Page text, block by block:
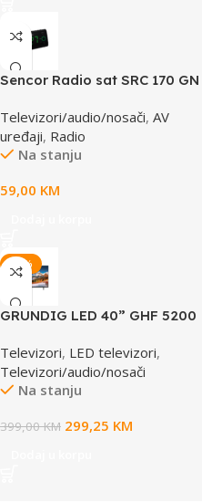
Sencor Radio sat SRC 170 GN
Televizori/audio/nosači, AV
uređaji, Radio
Na stanju
59,00 KM
-25%
GRUNDIG LED 40” GHF 5200
Televizori, LED televizori,
Televizori/audio/nosači
Na stanju
399,00KM 299,25 KM